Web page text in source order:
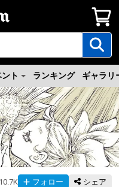
ント ランキング ギャラリ
10.7K フォロー シェア